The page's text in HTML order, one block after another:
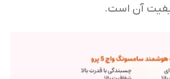
آن است.